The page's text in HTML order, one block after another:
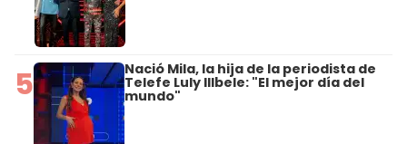
5 Nació Mila, la hija de la periodista de
Telefe Luly Illbele: "El mejor día del
mundo"